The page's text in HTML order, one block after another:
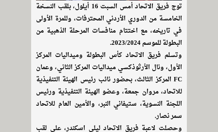
توج فريق الاتحاد أمس السبت 16 أيلول، بلقب النسخة
الخامسة من الدوري الأردني المحترفات، وللمرة الأولى
في تاريخه، مع اختتام منافسات المرحلة الذهبية من
البطولة للموسم 2023/2024.
وتسلم فريق الاتحاد كأس البطولة وميداليات المركز
الأول، ونال الأرثوذكسي ميداليات المركز الثاني، وعمان
FC المركز الثالث، بحضور نائب رئيس الهيئة التنفيذية
للاتحاد، مروان جمعة، وعضو الهيئة التنفيذية ورئيس
اللجنة النسوية، ستيفاني النبر، والأمين العام للاتحاد
سمر نصار.
وحصلت لاعبة فريق الاتحاد ليلي اسكندر، على لقب